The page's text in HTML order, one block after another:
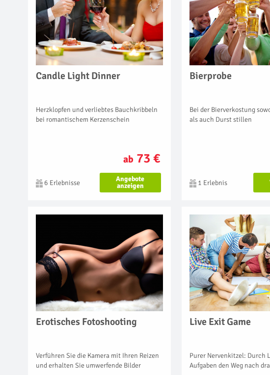
Candle Light Dinner
Herzklopfen und verliebtes Bauchkribbeln
bei romantischem Kerzenschein
ab 73 €
6 Erlebnisse
Angebote
anzeigen
Bierprobe
Bei der Bierverkostung
als auch Durst stillen
1 Erlebnis
Erotisches Fotoshooting
Verführen Sie die Kamera mit Ihren Reizen
und erhalten Sie umwerfende Bilder
Live Exit Game
Purer Nervenkitzel: Durch
Aufgaben den Weg nach